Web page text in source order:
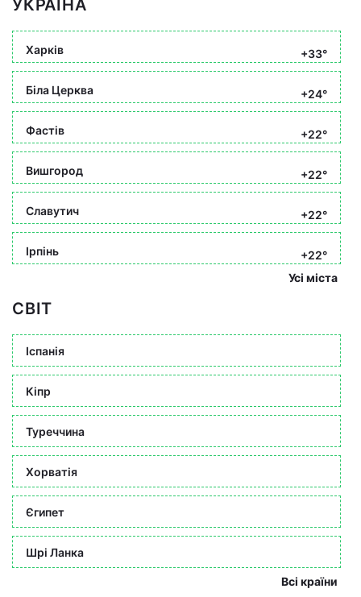
УКРАЇНА
Харків +33°
Біла Церква +24°
Фастів +22°
Вишгород +22°
Славутич +22°
Ірпінь
+22°
Усі міста
СВІТ
Іспанія
Кіпр
Туреччина
Хорватія
Єгипет
Шрі Ланка
Всі країни